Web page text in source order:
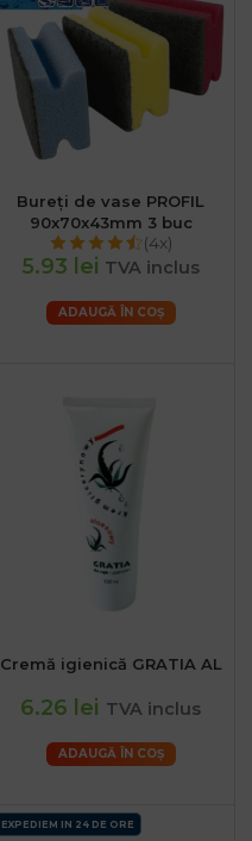
Bureți de vase PROFIL
90x70x43mm 3 buc
(4x)
5.93 lei TVA inclus
ADAUGĂ ÎN COȘ
Cremă igienică GRATIA AL
6.26 lei TVA inclus
ADAUGĂ ÎN COȘ
EXPEDIEM IN 24 DE ORE